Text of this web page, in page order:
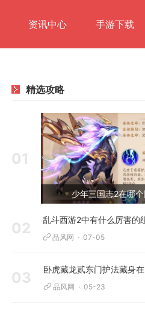
资讯中心 手游下载
精选攻略
01
少年三国志2在哪
02 乱斗西游2中有什么厉害的
品风网 07-05
03
品风网 05-23